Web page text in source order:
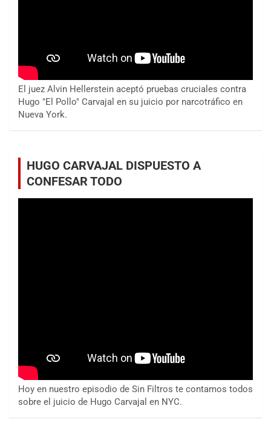
El juez Alvin Hellerstein aceptó pruebas cruciales contra
Hugo "El Pollo" Carvajal en su juicio por narcotráfico en
Nueva York.
HUGO CARVAJAL DISPUESTO A
CONFESAR TODO
Hoy en nuestro episodio de Sin Filtros te contamos todos
sobre el juicio de Hugo Carvajal en NYC.